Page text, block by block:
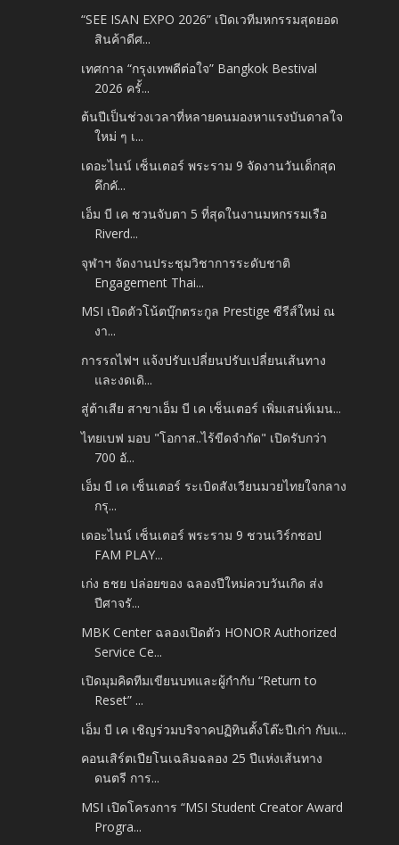
“SEE ISAN EXPO 2026” เปิดเวทีมหกรรมสุดยอด
สินค้าดีศ...
เทศกาล “กรุงเทพดีต่อใจ” Bangkok Bestival
2026 ครั้...
ต้นปีเป็นช่วงเวลาที่หลายคนมองหาแรงบันดาลใจ
ใหม่ ๆ เ...
เดอะไนน์ เซ็นเตอร์ พระราม 9 จัดงานวันเด็กสุด
คึกคั...
เอ็ม บี เค ชวนจับตา 5 ที่สุดในงานมหกรรมเรือ
Riverd...
จุฬาฯ จัดงานประชุมวิชาการระดับชาติ
Engagement Thai...
MSI เปิดตัวโน้ตบุ๊กตระกูล Prestige ซีรีส์ใหม่ ณ
งา...
การรถไฟฯ แจ้งปรับเปลี่ยนปรับเปลี่ยนเส้นทาง
และงดเดิ...
สู่ต้าเสีย สาขาเอ็ม บี เค เซ็นเตอร์ เพิ่มเสน่ห์เมน...
ไทยเบฟ มอบ "โอกาส..ไร้ขีดจำกัด" เปิดรับกว่า
700 อั...
เอ็ม บี เค เซ็นเตอร์ ระเบิดสังเวียนมวยไทยใจกลาง
กรุ...
เดอะไนน์ เซ็นเตอร์ พระราม 9 ชวนเวิร์กชอป
FAM PLAY...
เก่ง ธชย ปล่อยของ ฉลองปีใหม่ควบวันเกิด ส่ง
ปีศาจรั...
MBK Center ฉลองเปิดตัว HONOR Authorized
Service Ce...
เปิดมุมคิดทีมเขียนบทและผู้กำกับ “Return to
Reset” ...
เอ็ม บี เค เชิญร่วมบริจาคปฏิทินตั้งโต๊ะปีเก่า กับแ...
คอนเสิร์ตเปียโนเฉลิมฉลอง 25 ปีแห่งเส้นทาง
ดนตรี การ...
MSI เปิดโครงการ “MSI Student Creator Award
Progra...